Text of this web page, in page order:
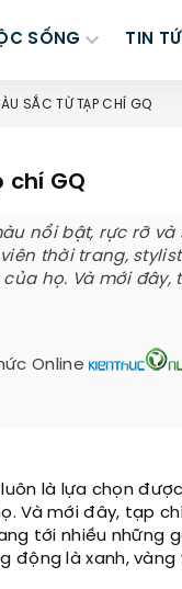
SỐNG TIN
SẮC TỪ TẠP CHÍ GQ
GQ
nổi bật, rực rỡ
thời trang,
họ. Và mới đây,
Online
là lựa chọn
Và mới đây, tạp
tới nhiều những
động là xanh,